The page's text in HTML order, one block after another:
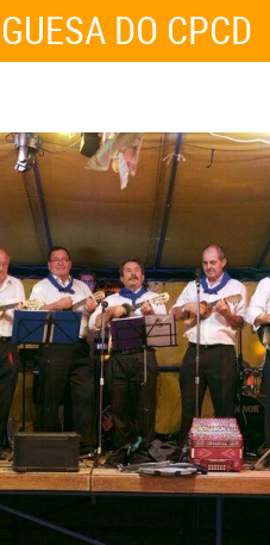
DO CPCD